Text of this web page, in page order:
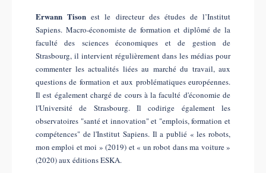
Erwann Tison est le directeur des études de l’Institut
Sapiens. Macro-économiste de formation et diplômé de la
faculté des sciences économiques et de gestion de
Strasbourg, il intervient régulièrement dans les médias pour
commenter les actualités liées au marché du travail, aux
questions de formation et aux problématiques européennes.
Il est également chargé de cours à la faculté d'économie de
l'Université de Strasbourg. Il codirige également les
observatoires "santé et innovation" et "emplois, formation et
compétences" de l'Institut Sapiens. Il a publié « les robots,
mon emploi et moi » (2019) et « un robot dans ma voiture »
(2020) aux éditions ESKA.